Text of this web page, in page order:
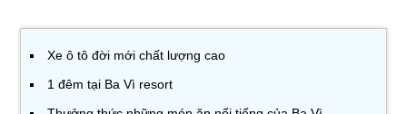
Xe ô tô đời mới chất lượng cao
1 đêm tại Ba Vì resort